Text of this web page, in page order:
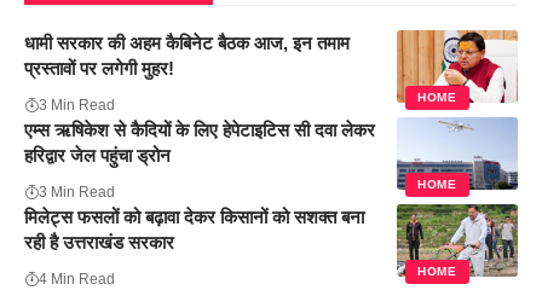
HOME
धामी सरकार की अहम कैबिनेट बैठक आज, इन तमाम
प्रस्तावों पर लगेगी मुहर!
3 Min Read
HOME
एम्स ऋषिकेश से कैदियों के लिए हेपेटाइटिस सी दवा लेकर
हरिद्वार जेल पहुंचा ड्रोन
3 Min Read
HOME
मिलेट्स फसलों को बढ़ावा देकर किसानों को सशक्त बना
रही है उत्तराखंड सरकार
4 Min Read